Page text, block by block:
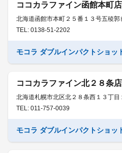
ココカラファイン函館本町店
北海道函館市本町２５番１３号五稜郭
TEL: 0138-51-2202
モコラ ダブルインパクトショッ
ココカラファイン北２８条店
北海道札幌市北区北２８条西１３丁目
TEL: 011-757-0039
モコラ ダブルインパクトショッ